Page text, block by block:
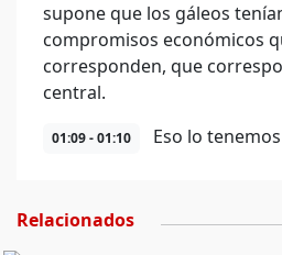
supone que los gáleos
compromisos económicos
corresponden, que
central.
01:09 - 01:10 Eso lo
Relacionados